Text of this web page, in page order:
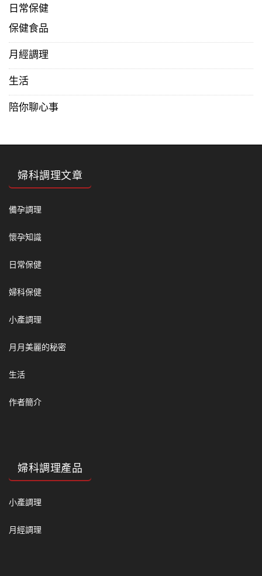
日常保健
保健食品
月經調理
生活
陪你聊心事
婦科調理文章
備孕調理
懷孕知識
日常保健
婦科保健
小產調理
月月美麗的秘密
生活
作者簡介
婦科調理產品
小產調理
月經調理